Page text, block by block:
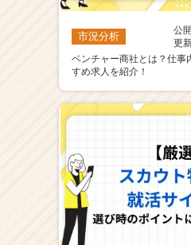
市況分析
公
更
ベンチャー商社とは？仕事
すめ求人を紹介！